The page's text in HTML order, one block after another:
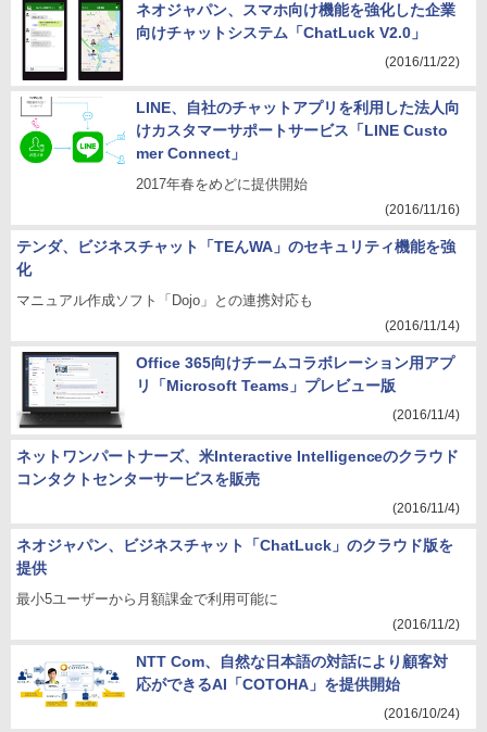
ネオジャパン、スマホ向け機能を強化した企業
向けチャットシステム「ChatLuck V2.0」
(2016/11/22)
LINE、自社のチャットアプリを利用した法人向
けカスタマーサポートサービス「LINE Custo
mer Connect」
2017年春をめどに提供開始
(2016/11/16)
テンダ、ビジネスチャット「TEんWA」のセキュリティ機能を強
化
マニュアル作成ソフト「Dojo」との連携対応も
(2016/11/14)
Office 365向けチームコラボレーション用アプ
リ「Microsoft Teams」プレビュー版
(2016/11/4)
ネットワンパートナーズ、米Interactive Intelligenceのクラウド
コンタクトセンターサービスを販売
(2016/11/4)
ネオジャパン、ビジネスチャット「ChatLuck」のクラウド版を
提供
最小5ユーザーから月額課金で利用可能に
(2016/11/2)
NTT Com、自然な日本語の対話により顧客対
応ができるAI「COTOHA」を提供開始
(2016/10/24)